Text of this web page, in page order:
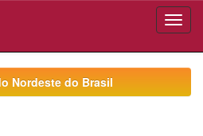
Nordeste do Brasil